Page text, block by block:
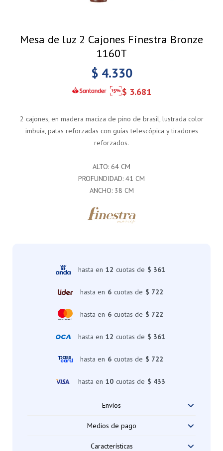
Mesa de luz 2 Cajones Finestra Bronze
1160T
$ 4.330
$ 3.681
2 cajones, en madera maciza de pino de brasil, lustrada color
imbuía, patas reforzadas con guías telescópica y tiradores
reforzados.
ALTO: 64 CM
PROFUNDIDAD: 41 CM
ANCHO: 38 CM
hasta en 12 cuotas de $ 361
hasta en 6 cuotas de $ 722
hasta en 6 cuotas de $ 722
hasta en 12 cuotas de $ 361
hasta en 6 cuotas de $ 722
hasta en 10 cuotas de $ 433
Envíos
Medios de pago
Características